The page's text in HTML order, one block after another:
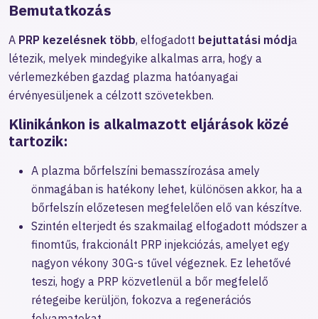
Bemutatkozás
A PRP kezelésnek több, elfogadott bejuttatási módja
létezik, melyek mindegyike alkalmas arra, hogy a
vérlemezkében gazdag plazma hatóanyagai
érvényesüljenek a célzott szövetekben.
Klinikánkon is alkalmazott eljárások közé
tartozik:
A plazma bőrfelszíni bemasszírozása amely
önmagában is hatékony lehet, különösen akkor, ha a
bőrfelszín előzetesen megfelelően elő van készítve.
Szintén elterjedt és szakmailag elfogadott módszer a
finomtűs, frakcionált PRP injekciózás, amelyet egy
nagyon vékony 30G-s tűvel végeznek. Ez lehetővé
teszi, hogy a PRP közvetlenül a bőr megfelelő
rétegeibe kerüljön, fokozva a regenerációs